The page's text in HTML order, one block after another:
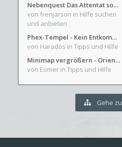
Nebenquest Das Attentat sowie Beilunker Reiter und zwei kleine Ausrüstungsfragen
von frenjarson in Hilfe suchen
und anbieten
Phex-Tempel - Kein Entkommen aus Weinkeller/Bibliothek Trakt
von Harados in Tipps und Hilfe
Minimap vergrößern - Orientierung in Blutzinnen
von Eomer in Tipps und Hilfe
Gehe zu